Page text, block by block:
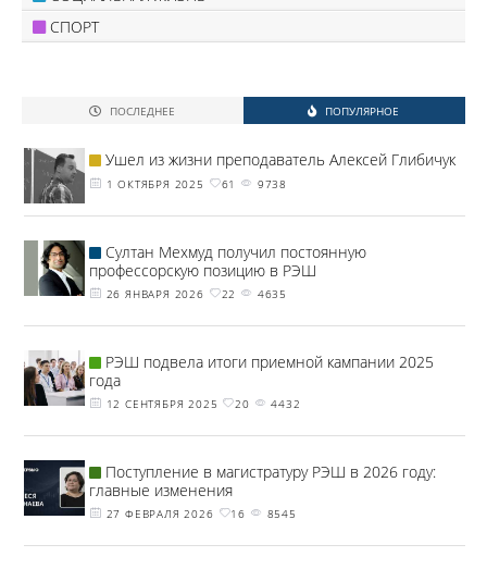
СПОРТ
ПОСЛЕДНЕЕ ПОПУЛЯРНОЕ
Ушел из жизни преподаватель Алексей Глибичук
1 ОКТЯБРЯ 2025 61 9738
Султан Мехмуд получил постоянную
профессорскую позицию в РЭШ
26 ЯНВАРЯ 2026 22 4635
РЭШ подвела итоги приемной кампании 2025
года
12 СЕНТЯБРЯ 2025 20 4432
Поступление в магистратуру РЭШ в 2026 году:
главные изменения
27 ФЕВРАЛЯ 2026 16 8545